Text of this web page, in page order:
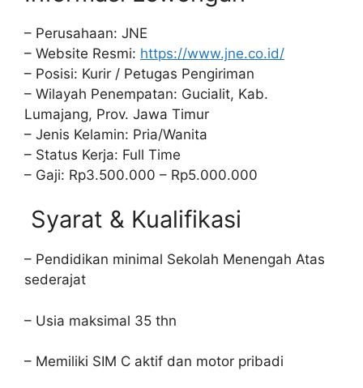
– Perusahaan: JNE
– Website Resmi: https://www.jne.co.id/
– Posisi: Kurir / Petugas Pengiriman
– Wilayah Penempatan: Gucialit, Kab.
Lumajang, Prov. Jawa Timur
– Jenis Kelamin: Pria/Wanita
– Status Kerja: Full Time
– Gaji: Rp3.500.000 – Rp5.000.000
Syarat & Kualifikasi
– Pendidikan minimal Sekolah Menengah Atas
sederajat
– Usia maksimal 35 thn
– Memiliki SIM C aktif dan motor pribadi